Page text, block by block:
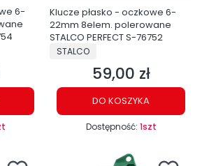
6-
Klucze płasko - oczkowe 6-
22mm 8elem. polerowane
STALCO PERFECT S-76752
PRODUCENT
STALCO
Cena
59,00 zł
DO KOSZYKA
Dostępność: 1szt